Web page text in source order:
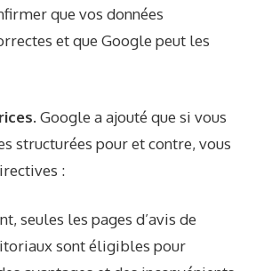
que vos données
et que Google peut les
Google a ajouté que si vous
structurées pour et contre, vous
:
seules les pages d’avis de
sont éligibles pour